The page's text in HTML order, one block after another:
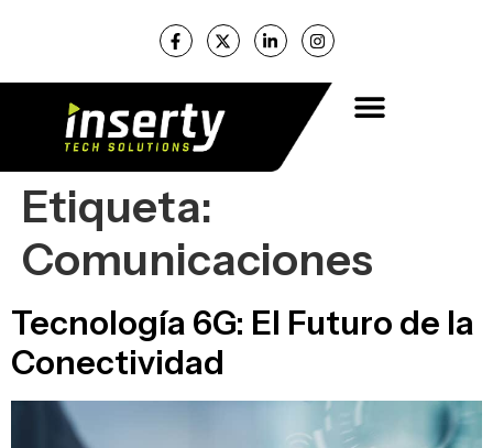
Etiqueta:
Comunicaciones
Tecnología 6G: El Futuro de la
Conectividad